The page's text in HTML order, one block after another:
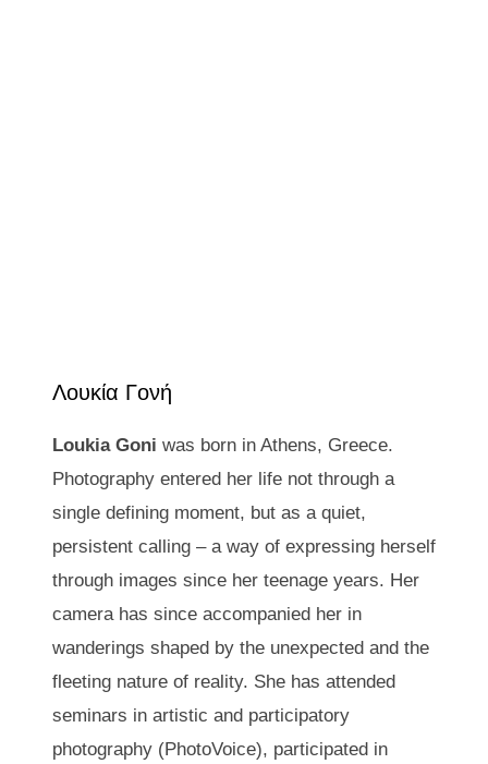
Λουκία Γονή
Loukia Goni was born in Athens, Greece.
Photography entered her life not through a
single defining moment, but as a quiet,
persistent calling – a way of expressing herself
through images since her teenage years. Her
camera has since accompanied her in
wanderings shaped by the unexpected and the
fleeting nature of reality. She has attended
seminars in artistic and participatory
photography (PhotoVoice), participated in